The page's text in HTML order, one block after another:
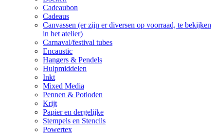
Cadeaubon
Cadeaus
Canvassen (er zijn er diversen op voorraad, te bekijken
in het atelier)
Carnaval/festival tubes
Encaustic
Hangers & Pendels
Hulpmiddelen
Inkt
Mixed Media
Pennen & Potloden
Krijt
Papier en dergelijke
Stempels en Stencils
Powertex